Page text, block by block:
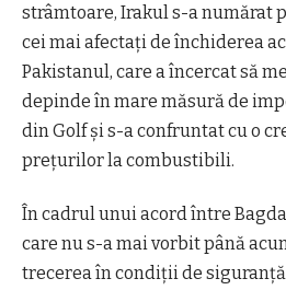
strâmtoare, Irakul s-a numărat
cei mai afectați de închiderea
Pakistanul, care a încercat să
depinde în mare măsură de
din Golf și s-a confruntat cu o
prețurilor la combustibili.
În cadrul unui acord între
care nu s-a mai vorbit până
trecerea în condiții de